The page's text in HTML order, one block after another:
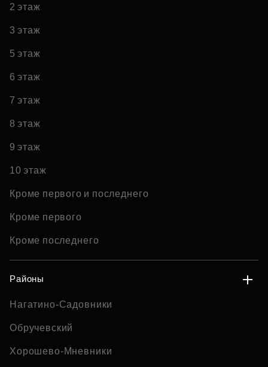
2 этаж
3 этаж
5 этаж
6 этаж
7 этаж
8 этаж
9 этаж
10 этаж
Кроме первого и последнего
Кроме первого
Кроме последнего
Районы
Нагатино-Садовники
Обручевский
Хорошево-Мневники